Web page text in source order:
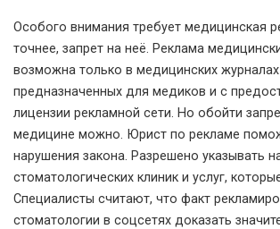
Особого внимания требует медицинская
точнее, запрет на неё. Реклама
возможна только в медицинских журналах
предназначенных для медиков и с
лицензии рекламной сети. Но обойти
медицине можно. Юрист по рекламе
нарушения закона. Разрешено указывать
стоматологических клиник и услуг,
Специалисты считают, что факт
стоматологии в соцсетях доказать